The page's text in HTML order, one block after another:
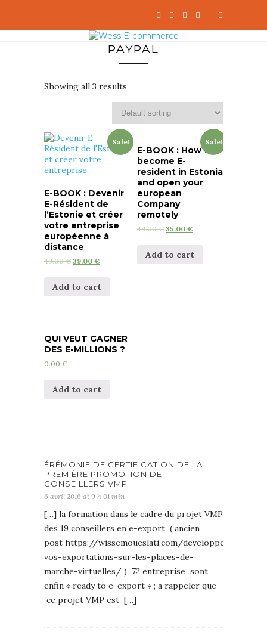
PAYPAL
Showing all 3 results
Sale!
E-BOOK : Devenir
E-Résident de
l’Estonie et créer
votre entreprise
européenne à
distance
49.00€ 39.00 €
Add to cart
Sale!
E-BOOK : How to
become E-
resident in Estonia
and open your
european
Company
remotely
49.00€ 35.00 €
Add to cart
QUI VEUT GAGNER
DES E-MILLIONS ?
0.00 €
Add to cart
ÉRÉMONIE DE CERTIFICATION DE LA
PREMIÈRE PROMOTION DE
CONSEILLERS VMP
6 avril 2016 at 9 h 01 min
[…] la formation dans le cadre du projet VMP
des 19 conseillers en e-export ( ancien
post https://wissemoueslati.com/developper-
vos-exportations-sur-les-places-de-
marche-virtuelles/ ) 72 entreprise sont
enfin « ready to e-export » ; a rappeler que
ce projet VMP est […]